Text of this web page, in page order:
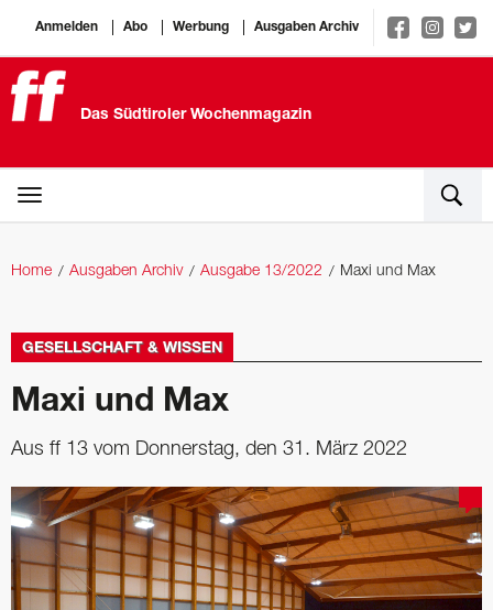
Anmelden Abo Werbung Ausgaben Archiv
Das Südtiroler Wochenmagazin
Home Ausgaben Archiv Ausgabe 13/2022 Maxi und Max
GESELLSCHAFT & WISSEN
Maxi und Max
Aus ff 13 vom Donnerstag, den 31. März 2022